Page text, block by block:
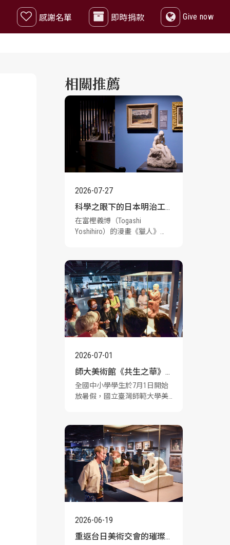
感謝名單 即時捐款 Give now
相關推薦
2026-07-27
科學之眼下的日本明治工
藝：師大美術館《共生之
在富樫義博（Togashi
Yoshihiro）的漫畫《獵人》
資金踏入跳蚤市場，尋找具有
潛藏價值的古董。當他們將念
能力集中於雙眼，發動「凝」
的時候，意外看見某些特定器
物表面包覆著常人無法察覺的
「氣」。漫畫設定，這是源自
一群具有念能力的天才工匠的
極致專注，他們的生命能量隨
物的結構裡。
2026-07-01
師大美術館《共生之華》
七月主題導覽登場 歡迎親
全國中小學學生於7月1日開始
放暑假，國立臺灣師範大學美
親子共學與美術史教育，帶領
觀眾深入認識日本近代美術與
工藝，以及其與臺灣近代美術
發展的深厚連結。7月起每週
三、週六安排不同主題導覽，
以深入淺出的方式解讀展場逾
兩百件珍貴作品，邀請親子、
學生和民眾在暑假走進師大美
開一場跨越百年的藝術對話。
2026-06-19
重返台日美術交會的璀璨